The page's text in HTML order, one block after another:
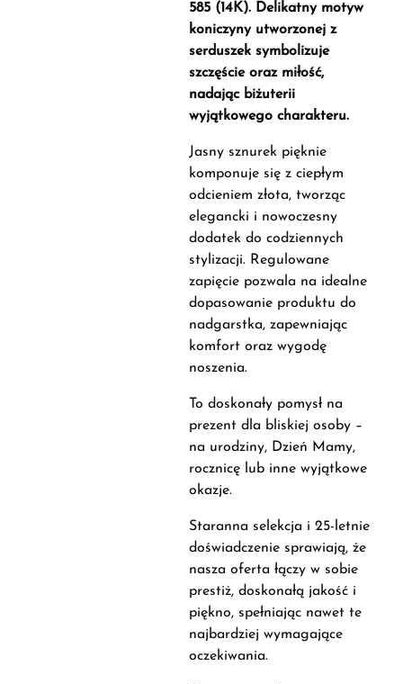
585 (14K). Delikatny motyw
koniczyny utworzonej z
serduszek symbolizuje
szczęście oraz miłość,
nadając biżuterii
wyjątkowego charakteru.
Jasny sznurek pięknie
komponuje się z ciepłym
odcieniem złota, tworząc
elegancki i nowoczesny
dodatek do codziennych
stylizacji. Regulowane
zapięcie pozwala na idealne
dopasowanie produktu do
nadgarstka, zapewniając
komfort oraz wygodę
noszenia.
To doskonały pomysł na
prezent dla bliskiej osoby –
na urodziny, Dzień Mamy,
rocznicę lub inne wyjątkowe
okazje.
Staranna selekcja i 25-letnie
doświadczenie sprawiają, że
nasza oferta łączy w sobie
prestiż, doskonałą jakość i
piękno, spełniając nawet te
najbardziej wymagające
oczekiwania.